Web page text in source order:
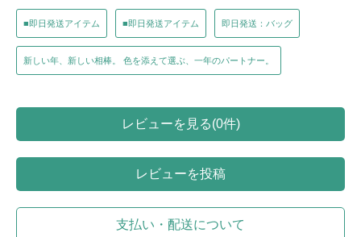
■即日発送アイテム ■即日発送アイテム 即日発送：バッグ
新しい年、新しい相棒。 色を添えて選ぶ、一年のパートナー。
レビューを見る(0件)
レビューを投稿
支払い・配送について